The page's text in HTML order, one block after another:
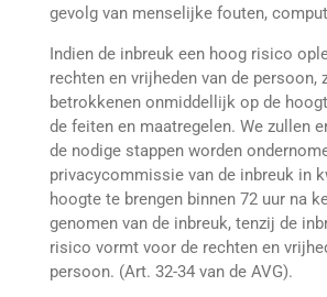
gevolg van menselijke fouten,
Indien de inbreuk een hoog risico
rechten en vrijheden van de persoon,
betrokkenen onmiddellijk op de
de feiten en maatregelen. We zullen
de nodige stappen worden
privacycommissie van de inbreuk in
hoogte te brengen binnen 72 uur na
genomen van de inbreuk, tenzij de
risico vormt voor de rechten en
persoon. (Art. 32-34 van de AVG).